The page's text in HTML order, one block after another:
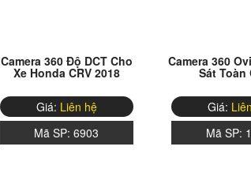
Camera 360 Độ DCT Cho
Xe Honda CRV 2018
Giá: Liên hệ
Mã SP:6903
Camera 360
Sát Toàn
Giá:
Mã SP: